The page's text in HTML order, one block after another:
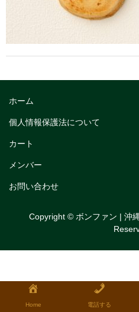
ショートケーキ15cm(8名様
トリフルガナッシュ
トリフルガナッシュケーキ
トリフルガナッシュケーキ
生チョコケーキ18cm
タルトレット
全国発送可能ギフト商品
ホーム
個人情報保護法について
カート
メンバー
お問い合わせ
Copyright © ボンファン | 沖
Home 電話する